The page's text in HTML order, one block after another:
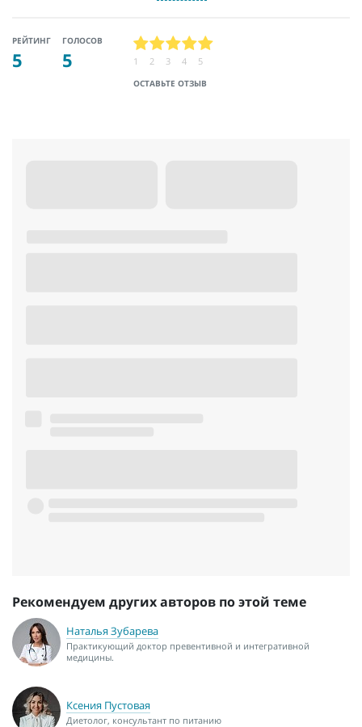
РЕЙТИНГ
5
ГОЛОСОВ
5
ОСТАВЬТЕ ОТЗЫВ
1 2 3 4 5
Рекомендуем других авторов по этой теме
Наталья Зубарева
Практикующий доктор превентивной и интегративной
медицины.
Ксения Пустовая
Диетолог, консультант по питанию